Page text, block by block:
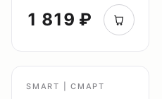
1 819 ₽
SMART | СМАРТ